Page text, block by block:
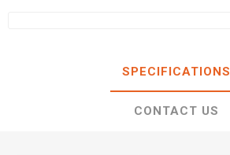
SPECIFICATIONS
CONTACT US